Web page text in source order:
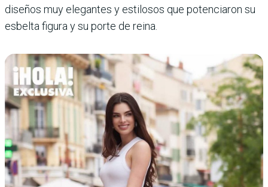
diseños muy elegantes y estilosos que potenciaron su
esbelta figura y su porte de reina.